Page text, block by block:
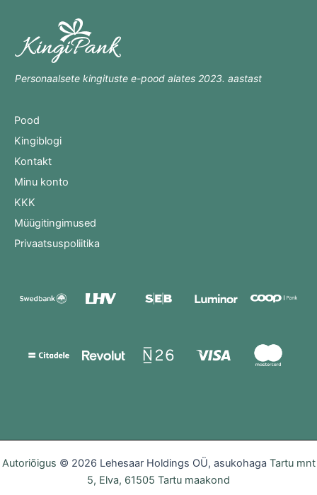
Personaalsete kingituste e-pood alates 2023. aastast
Pood
Kingiblogi
Kontakt
Minu konto
KKK
Müügitingimused
Privaatsuspoliitika
Autoriõigus © 2026 Lehesaar Holdings OÜ, asukohaga Tartu mnt
5, Elva, 61505 Tartu maakond